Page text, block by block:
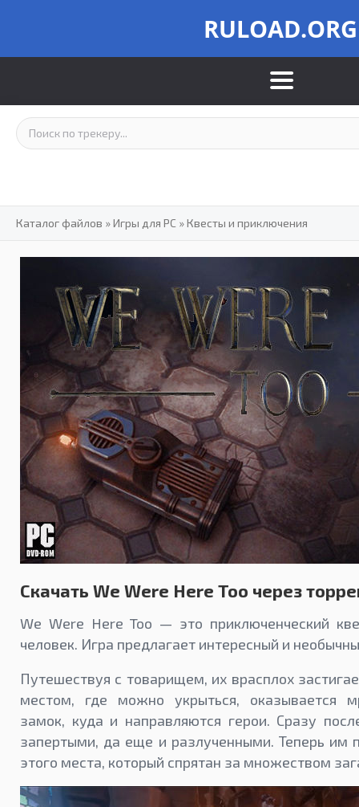
RULOAD.ORG
Каталог файлов »Игры для PC »Квесты и приключения
Скачать We Were Here Too через
We Were Here Too — это приключенческий
человек. Игра предлагает интересный и
Путешествуя с товарищем, их врасплох
местом, где можно укрыться, оказывается
замок, куда и направляются герои. Сразу
запертыми, да еще и разлученными. Теперь им
этого места, который спрятан за множеством